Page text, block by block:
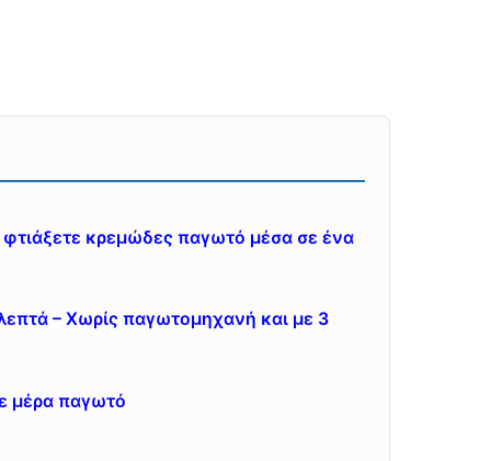
κρεμώδες παγωτό μέσα σε ένα
– Χωρίς παγωτομηχανή και με 3
μέρα παγωτό